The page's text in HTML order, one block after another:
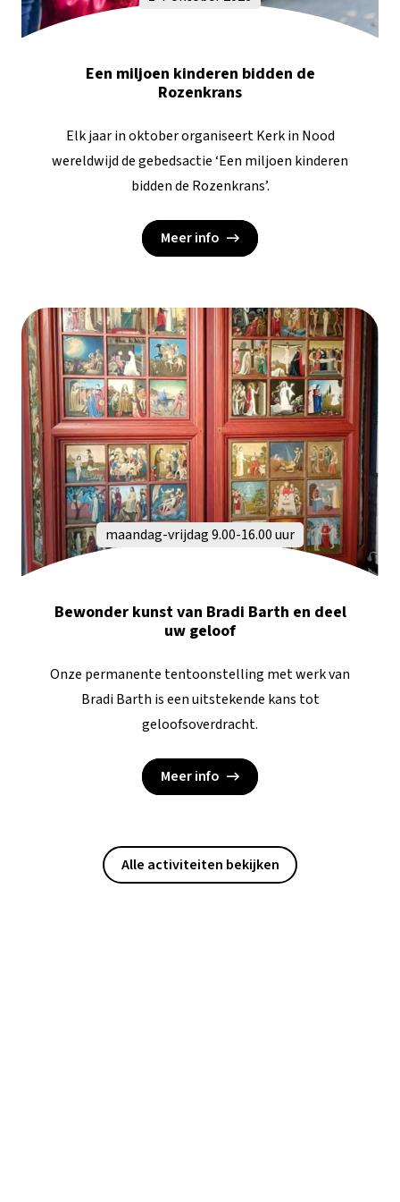
Een miljoen kinderen bidden de
Rozenkrans
Elk jaar in oktober organiseert Kerk in Nood
wereldwijd de gebedsactie ‘Een miljoen kinderen
bidden de Rozenkrans’.
Meer info
maandag-vrijdag 9.00-16.00 uur
Bewonder kunst van Bradi Barth en deel
uw geloof
Onze permanente tentoonstelling met werk van
Bradi Barth is een uitstekende kans tot
geloofsoverdracht.
Meer info
Alle activiteiten bekijken